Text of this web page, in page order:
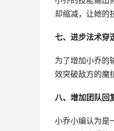
却缩减，让她的
七、进步法术穿
为了增加小乔的
效突破敌方的魔
八、增加团队回
小乔小编认为是